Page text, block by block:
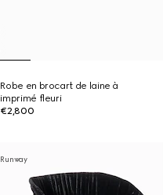
Robe en brocart de laine à
imprimé fleuri
€2,800
Runway